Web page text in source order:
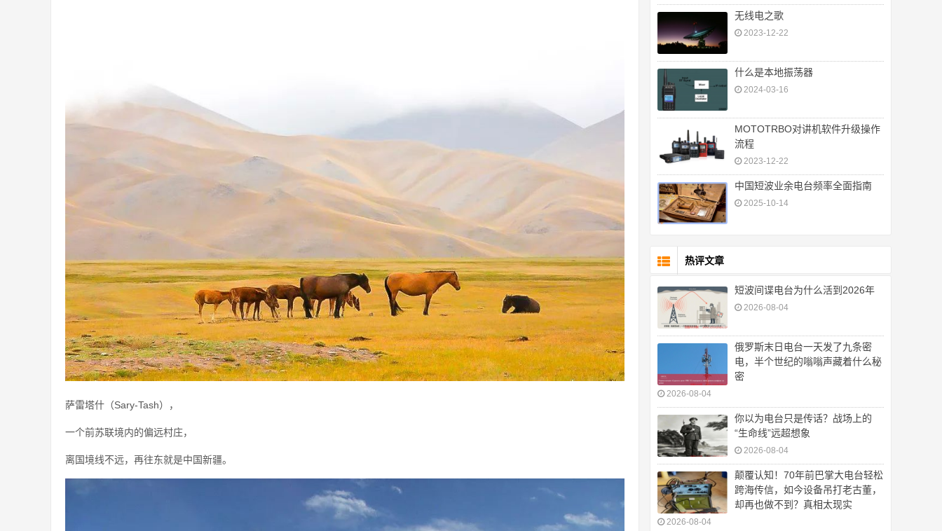
萨雷塔什（Sary-Tash），
一个前苏联境内的偏远村庄，
离国境线不远，再往东就是中国新疆。
无线电之歌
2023-12-22
什么是本地振荡器
2024-03-16
MOTOTRBO对讲机软件升级操作
流程
2023-12-22
中国短波业余电台频率全面指南
2025-10-14
热评文章
短波间谍电台为什么活到2026年
2026-08-04
俄罗斯末日电台一天发了九条密
电，半个世纪的嗡嗡声藏着什么秘
密
2026-08-04
你以为电台只是传话？战场上的
“生命线”远超想象
2026-08-04
颠覆认知！70年前巴掌大电台轻松
跨海传信，如今设备吊打老古董，
却再也做不到？真相太现实
2026-08-04